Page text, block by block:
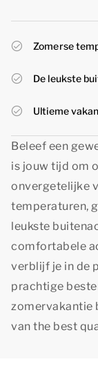
Zomerse
De leukste
Ultieme
Beleef een
is jouw tijd om
onvergetelijke
temperaturen,
leukste
comfortabele
verblijf je in de
prachtige
zomervakantie
van the best